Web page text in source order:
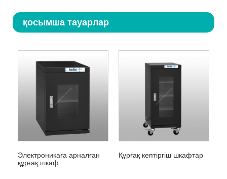
қосымша тауарлар
Электроникаға арналған
құрғақ шкаф
Құрғақ кептіргіш шкафтар